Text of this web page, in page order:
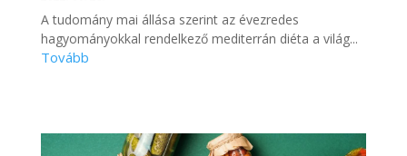
A tudomány mai állása szerint az évezredes
hagyományokkal rendelkező mediterrán diéta a világ...